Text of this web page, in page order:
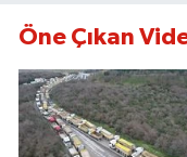
Öne Çıkan